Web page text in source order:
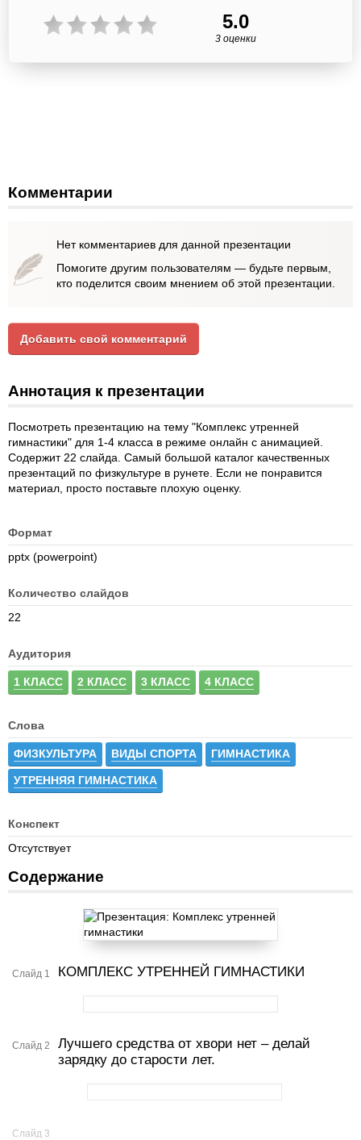
5.0
3 оценки
Комментарии
Нет комментариев для данной презентации
Помогите другим пользователям — будьте первым,
кто поделится своим мнением об этой презентации.
Добавить свой комментарий
Аннотация к презентации
Посмотреть презентацию на тему "Комплекс утренней
гимнастики" для 1-4 класса в режиме онлайн с анимацией.
Содержит 22 слайда. Самый большой каталог качественных
презентаций по физкультуре в рунете. Если не понравится
материал, просто поставьте плохую оценку.
Формат
pptx (powerpoint)
Количество слайдов
22
Аудитория
1 КЛАСС 2 КЛАСС 3 КЛАСС 4 КЛАСС
Слова
ФИЗКУЛЬТУРА ВИДЫ СПОРТА ГИМНАСТИКА
УТРЕННЯЯ ГИМНАСТИКА
Конспект
Отсутствует
Содержание
Слайд 1 КОМПЛЕКС УТРЕННЕЙ ГИМНАСТИКИ
Слайд 2
Лучшего средства от хвори нет – делай
зарядку до старости лет.
Слайд 3